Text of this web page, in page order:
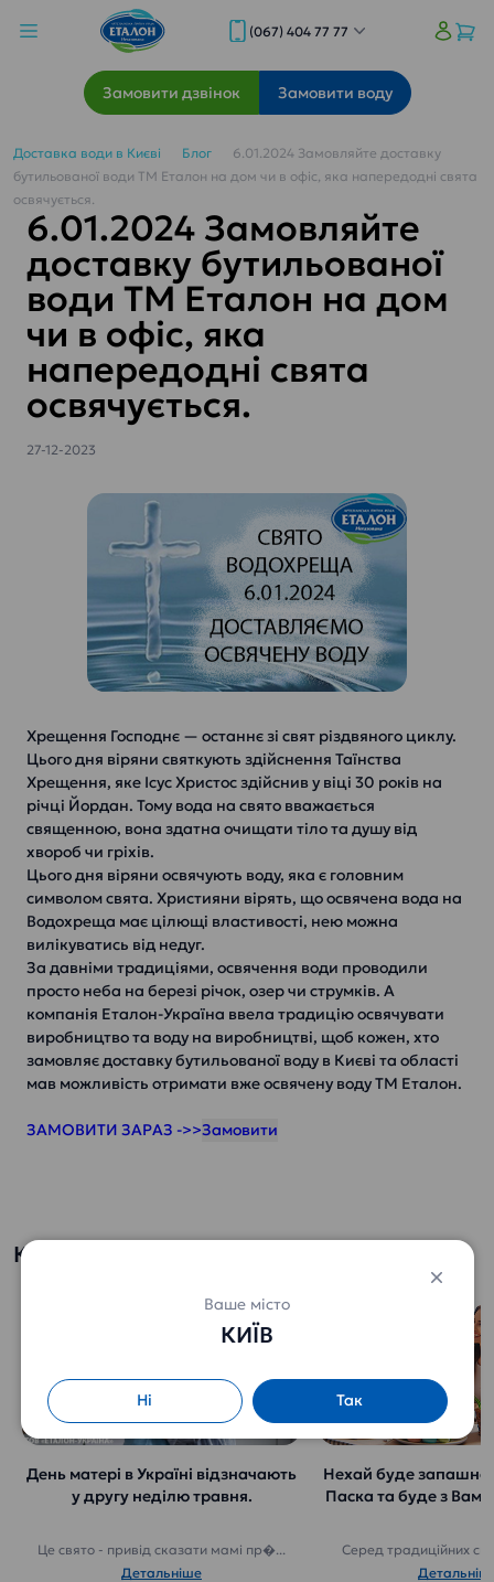
(067) 404 77 77
Замовити дзвінок Замовити воду
Доставка води в Києві Блог
6.01.2024 Замовляйте доставку
бутильованої води ТМ Еталон на дом чи в офіс, яка напередодні свята
освячується.
6.01.2024 Замовляйте
доставку бутильованої
води ТМ Еталон на дом
чи в офіс, яка
напередодні свята
освячується.
27-12-2023
Хрещення Господнє — останнє зі свят різдвяного циклу.
Цього дня віряни святкують здійснення Таїнства
Хрещення, яке Ісус Христос здійснив у віці 30 років на
річці Йордан. Тому вода на свято вважається
священною, вона здатна очищати тіло та душу від
хвороб чи гріхів.
Цього дня віряни освячують воду, яка є головним
символом свята. Християни вірять, що освячена вода на
Водохреща має цілющі властивості, нею можна
вилікуватись від недуг.
За давніми традиціями, освячення води проводили
просто неба на березі річок, озер чи струмків. А
компанія Еталон-Україна ввела традицію освячувати
виробництво та воду на виробництві, щоб кожен, хто
замовляє доставку бутильованої воду в Києві та області
мав можливість отримати вже освячену воду ТМ Еталон.
ЗАМОВИТИ ЗАРАЗ ->>
Корисно знати
День матері в Україні відзначають
у другу неділю травня.
Це свято - привід сказати мамі пр�...
Детальніше
Нехай буде
Паска та буде з
Серед традиційних
Ваше місто
КИЇВ
Ні Так